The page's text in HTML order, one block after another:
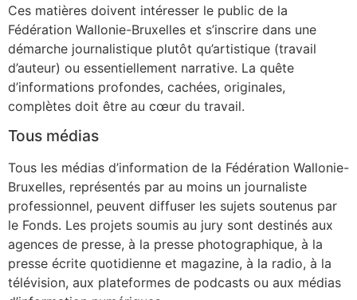
Ces matières doivent intéresser le public de la
Fédération Wallonie-Bruxelles et s’inscrire dans une
démarche journalistique plutôt qu’artistique (travail
d’auteur) ou essentiellement narrative. La quête
d’informations profondes, cachées, originales,
complètes doit être au cœur du travail.
Tous médias
Tous les médias d’information de la Fédération Wallonie-
Bruxelles, représentés par au moins un journaliste
professionnel, peuvent diffuser les sujets soutenus par
le Fonds. Les projets soumis au jury sont destinés aux
agences de presse, à la presse photographique, à la
presse écrite quotidienne et magazine, à la radio, à la
télévision, aux plateformes de podcasts ou aux médias